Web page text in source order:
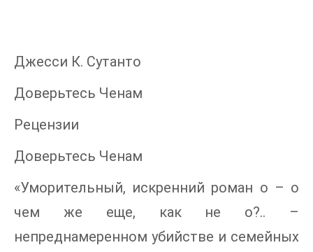
Джесси К. Сутанто
Доверьтесь Ченам
Рецензии
Доверьтесь Ченам
«Уморительный, искренний роман о – о
чем же еще, как не о?.. –
непреднамеренном убийстве и семейных